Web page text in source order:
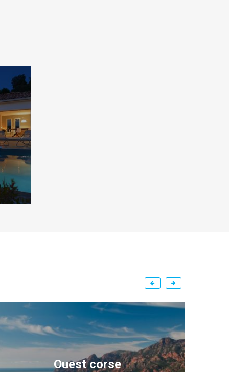
Ouest corse